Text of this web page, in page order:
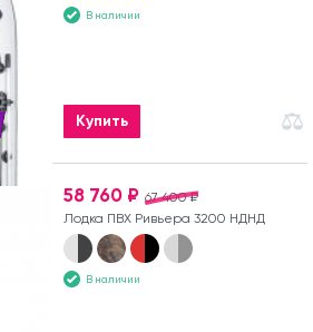
В наличии
Купить
67 400 ₽
58 760 ₽
Лодка ПВХ Ривьера 3200 НДНД
В наличии